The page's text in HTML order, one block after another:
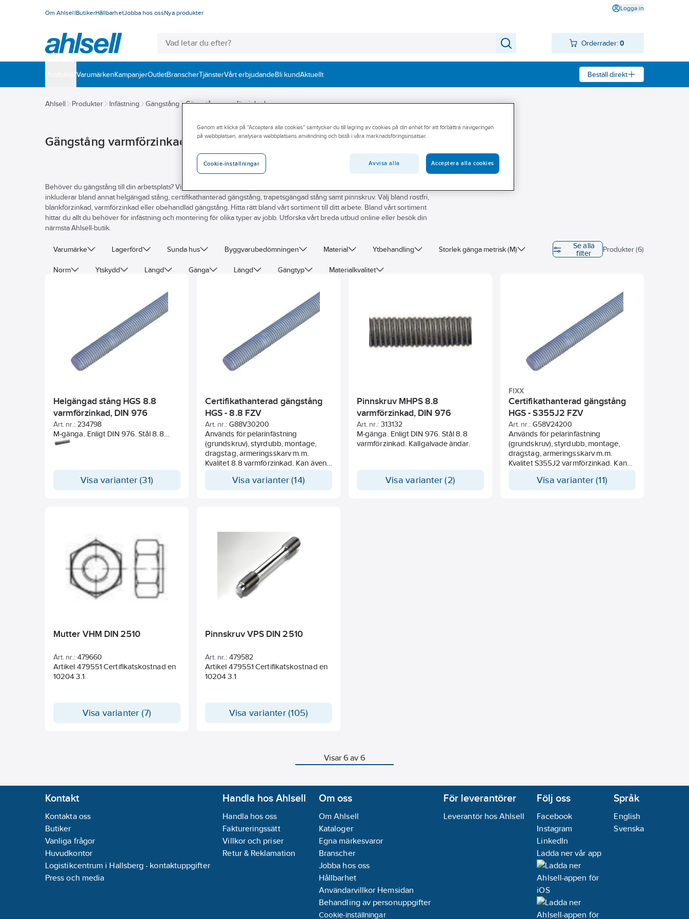
Om AhlsellButikerHållbarhetJobba hos ossNya produkter
Logga in
Orderrader: 0
VarumärkenKampanjerOutletBranscherTjänsterVårt erbjudandeBli kundAktuellt Beställ direkt
Ahlsell Produkter Infästning Gängstång Gängstång varmförzinkad
Gängstång varmförzinkad
Behöver du gängstång till din arbetsplats? Vi på Ahlsell hjälper dig att hitta rätt gängstång för ditt arbete. Vårt sortiment
inkluderar bland annat helgängad stång, certifikathanterad gängstång, trapetsgängad stång samt pinnskruv. Välj bland rostfri,
blankförzinkad, varmförzinkad eller obehandlad gängstång. Hitta rätt bland vårt sortiment till ditt arbete. Bland vårt sortiment
hittar du allt du behöver för infästning och montering för olika typer av jobb. Utforska vårt breda utbud online eller besök din
närmsta Ahlsell-butik.
Varumärke Lagerförd Sunda hus Byggvarubedömningen Material Ytbehandling Storlek gänga metrisk (M)
Norm Ytskydd Längd Gänga Längd Gängtyp Materialkvalitet
Se alla
filter
Produkter (6)
Helgängad stång HGS 8.8
varmförzinkad, DIN 976
Art. nr.: 234798
M-gänga. Enligt DIN 976. Stål 8.8
varmförzinkad.
Visa varianter (31)
Certifikathanterad gängstång
HGS - 8.8 FZV
Art. nr.: G88V30200
Används för pelarinfästning
(grundskruv), styrdubb, montage,
dragstag, armeringsskarv m.m.
Kvalitet 8.8 varmförzinkad. Kan även
beställning.Visa varianter (14)
Pinnskruv MHPS 8.8
varmförzinkad, DIN 976
Art. nr.: 313132
M-gänga. Enligt DIN 976. Stål 8.8
varmförzinkad. Kallgalvade ändar.
Visa varianter (2)
FIXX
Certifikathanterad gängstång
HGS - S355J2 FZV
Art. nr.: G58V24200
Används för pelarinfästning
(grundskruv), styrdubb, montage,
dragstag, armeringsskarv m.m.
Kvalitet S355J2 varmförzinkad. Kan
mot beställning.Visa varianter (11)
Mutter VHM DIN 2510
Art. nr.: 479660
Artikel 479551 Certifikatskostnad en
10204 3.1
Visa varianter (7)
Pinnskruv VPS DIN 2510
Art. nr.: 479582
Artikel 479551 Certifikatskostnad en
10204 3.1
Visa varianter (105)
Visar 6 av 6
Kontakt
Kontakta oss
Butiker
Vanliga frågor
Huvudkontor
Logistikcentrum i Hallsberg - kontaktuppgifter
Press och media
Handla hos Ahlsell
Handla hos oss
Faktureringssätt
Villkor och priser
Retur & Reklamation
Om oss
Om Ahlsell
Kataloger
Egna märkesvaror
Branscher
Jobba hos oss
Hållbarhet
Användarvillkor Hemsidan
Behandling av personuppgifter
Cookie-inställningar
För leverantörer
Leverantör hos Ahlsell
Följ oss
Facebook
Instagram
LinkedIn
Ladda ner vår app
Språk
English
Svenska
Genom att klicka på "Acceptera alla cookies" samtycker du till lagring av cookies på din enhet för att förbättra navigeringen
på webbplatsen, analysera webbplatsens användning och bistå i våra marknadsföringsinsatser.
Cookie-inställningar Avvisa alla Acceptera alla cookies